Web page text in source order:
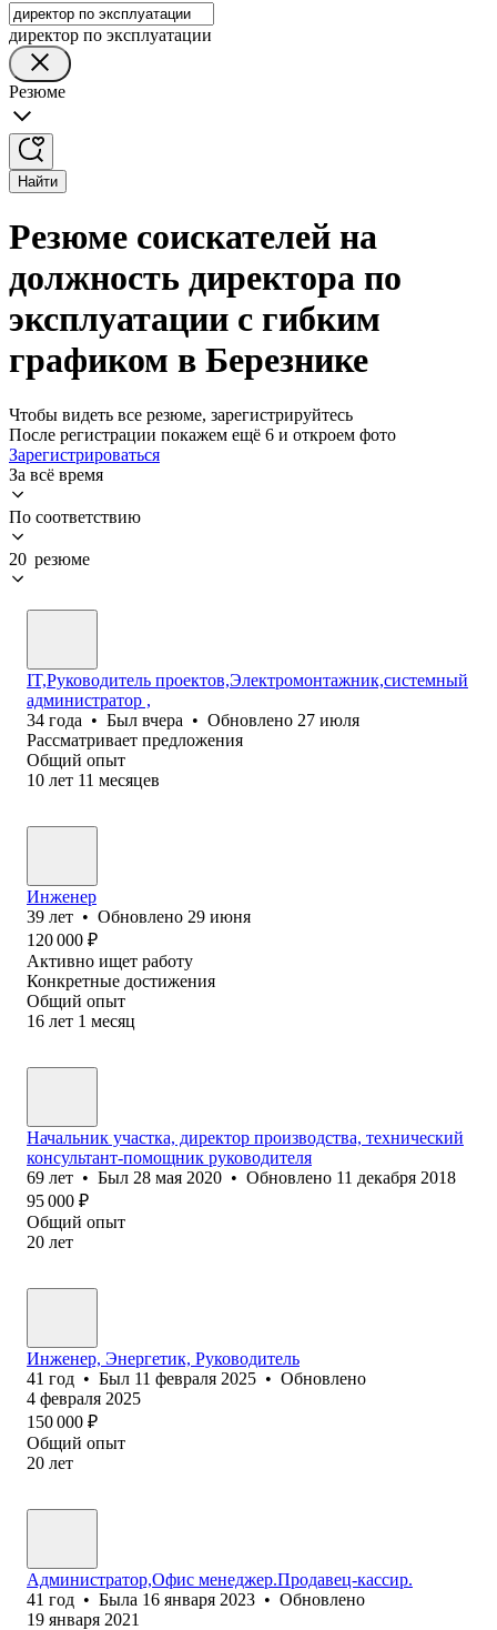
директор по эксплуатации
Резюме
Найти
Резюме соискателей на
должность директора по
эксплуатации с гибким
графиком в Березнике
Чтобы видеть все резюме, зарегистрируйтесь
После регистрации покажем ещё 6 и откроем фото
Зарегистрироваться
За всё время
По соответствию
20 резюме
IT,Руководитель проектов,Электромонтажник,системный
администратор ,
34 года • Был вчера • Обновлено 27 июля
Рассматривает предложения
Общий опыт
10 лет 11 месяцев
Инженер
39 лет • Обновлено 29 июня
120 000 ₽
Активно ищет работу
Конкретные достижения
Общий опыт
16 лет 1 месяц
Начальник участка, директор производства, технический
консультант-помощник руководителя
69 лет • Был 28 мая 2020 • Обновлено 11 декабря 2018
95 000 ₽
Общий опыт
20 лет
Инженер, Энергетик, Руководитель
41 год • Был 11 февраля 2025 • Обновлено
4 февраля 2025
150 000 ₽
Общий опыт
20 лет
Администратор,Офис менеджер.Продавец-кассир.
41 год • Была 16 января 2023 • Обновлено
19 января 2021